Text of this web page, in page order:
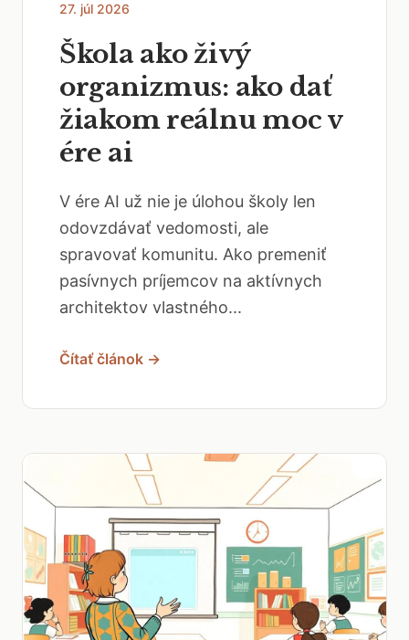
27. júl 2026
Škola ako živý
organizmus: ako dať
žiakom reálnu moc v
ére ai
V ére AI už nie je úlohou školy len
odovzdávať vedomosti, ale
spravovať komunitu. Ako premeniť
pasívnych príjemcov na aktívnych
architektov vlastného...
Čítať článok →